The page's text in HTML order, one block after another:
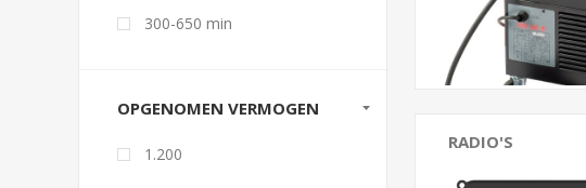
RADIO'S
300-650 min
OPGENOMEN VERMOGEN
1.200